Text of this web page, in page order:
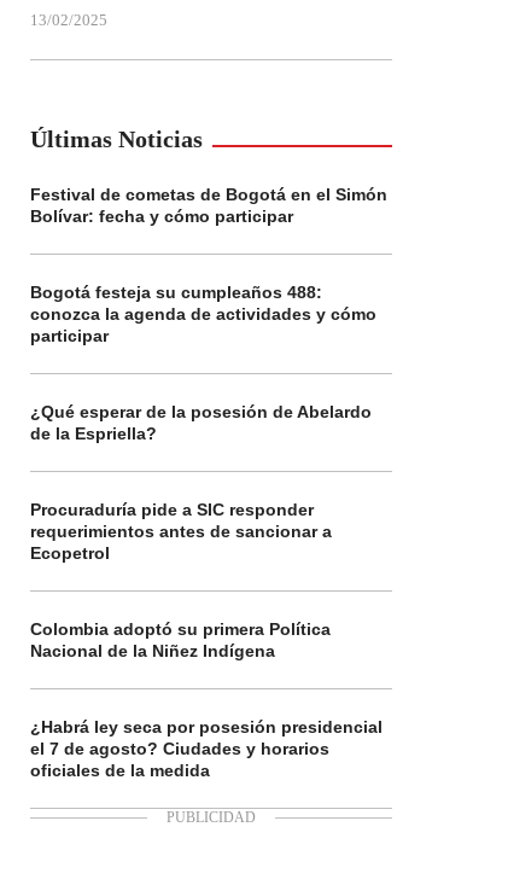
13/02/2025
Últimas Noticias
Festival de cometas de Bogotá en el Simón
Bolívar: fecha y cómo participar
Bogotá festeja su cumpleaños 488:
conozca la agenda de actividades y cómo
participar
¿Qué esperar de la posesión de Abelardo
de la Espriella?
Procuraduría pide a SIC responder
requerimientos antes de sancionar a
Ecopetrol
Colombia adoptó su primera Política
Nacional de la Niñez Indígena
¿Habrá ley seca por posesión presidencial
el 7 de agosto? Ciudades y horarios
oficiales de la medida